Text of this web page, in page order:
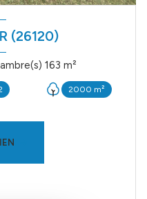
(26120)
Villa 6 pièce(s) 4 chambre(s) 163 m²
2000 m²